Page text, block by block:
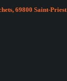
69800 Saint-Priest